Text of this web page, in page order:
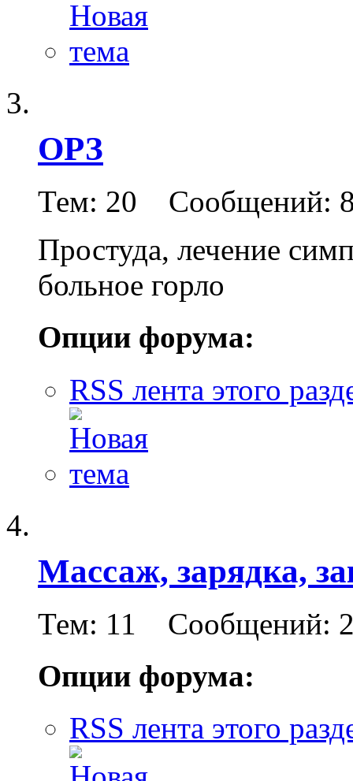
ОРЗ
Тем: 20 Сообщений:
Простуда, лечение
больное горло
Опции форума:
RSS лента этого
Массаж, зарядка,
Тем: 11 Сообщений:
Опции форума:
RSS лента этого